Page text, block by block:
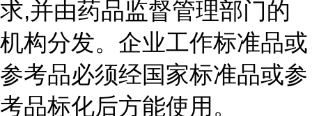
求,并由药品监督管理部门的
机构分发。企业工作标准品或
参考品必须经国家标准品或参
考品标化后方能使用。